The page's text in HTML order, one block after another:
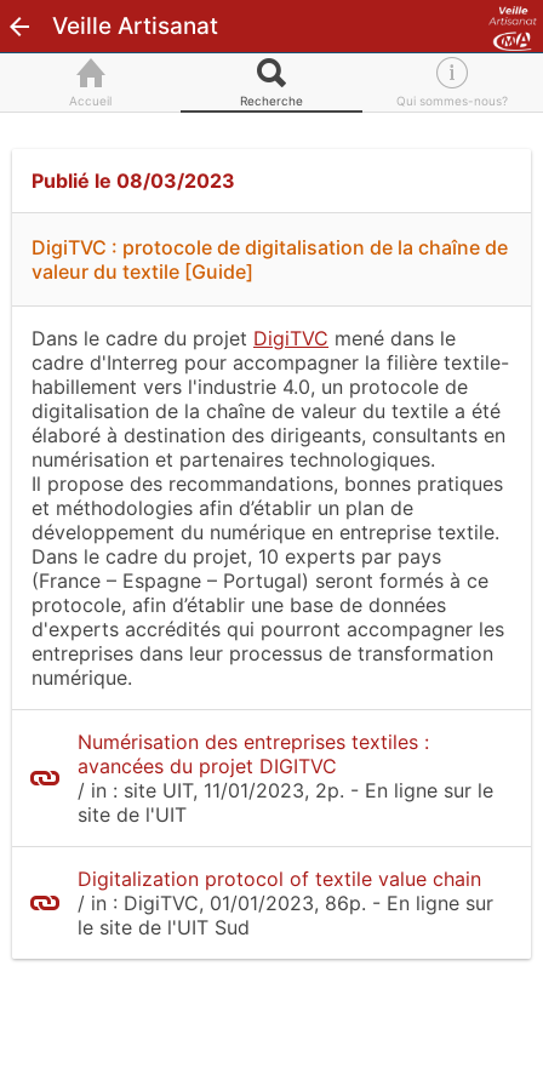
Veille Artisanat
Accueil Recherche Qui sommes-nous?
Publié le 08/03/2023
DigiTVC : protocole de digitalisation de la chaîne de
valeur du textile [Guide]
Dans le cadre du projet DigiTVC mené dans le
cadre d'Interreg pour accompagner la filière textile-
habillement vers l'industrie 4.0, un protocole de
digitalisation de la chaîne de valeur du textile a été
élaboré à destination des dirigeants, consultants en
numérisation et partenaires technologiques.
Il propose des recommandations, bonnes pratiques
et méthodologies afin d’établir un plan de
développement du numérique en entreprise textile.
Dans le cadre du projet, 10 experts par pays
(France – Espagne – Portugal) seront formés à ce
protocole, afin d’établir une base de données
d'experts accrédités qui pourront accompagner les
entreprises dans leur processus de transformation
numérique.
Numérisation des entreprises textiles :
avancées du projet DIGITVC
/ in : site UIT, 11/01/2023, 2p. - En ligne sur le
site de l'UIT
Digitalization protocol of textile value chain
/ in : DigiTVC, 01/01/2023, 86p. - En ligne sur
le site de l'UIT Sud